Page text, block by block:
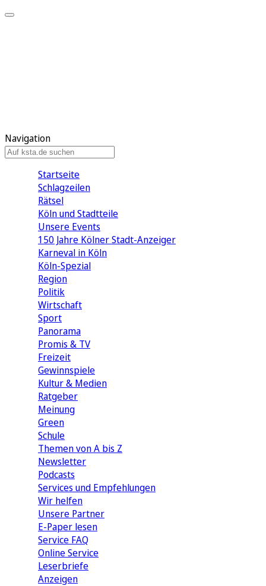
Navigation
Startseite
Schlagzeilen
Rätsel
Köln und Stadtteile
Unsere Events
150 Jahre Kölner Stadt-Anzeiger
Karneval in Köln
Köln-Spezial
Region
Politik
Wirtschaft
Sport
Panorama
Promis & TV
Freizeit
Gewinnspiele
Kultur & Medien
Ratgeber
Meinung
Green
Schule
Themen von A bis Z
Newsletter
Podcasts
Services und Empfehlungen
Wir helfen
Unsere Partner
E-Paper lesen
Service FAQ
Online Service
Leserbriefe
Anzeigen